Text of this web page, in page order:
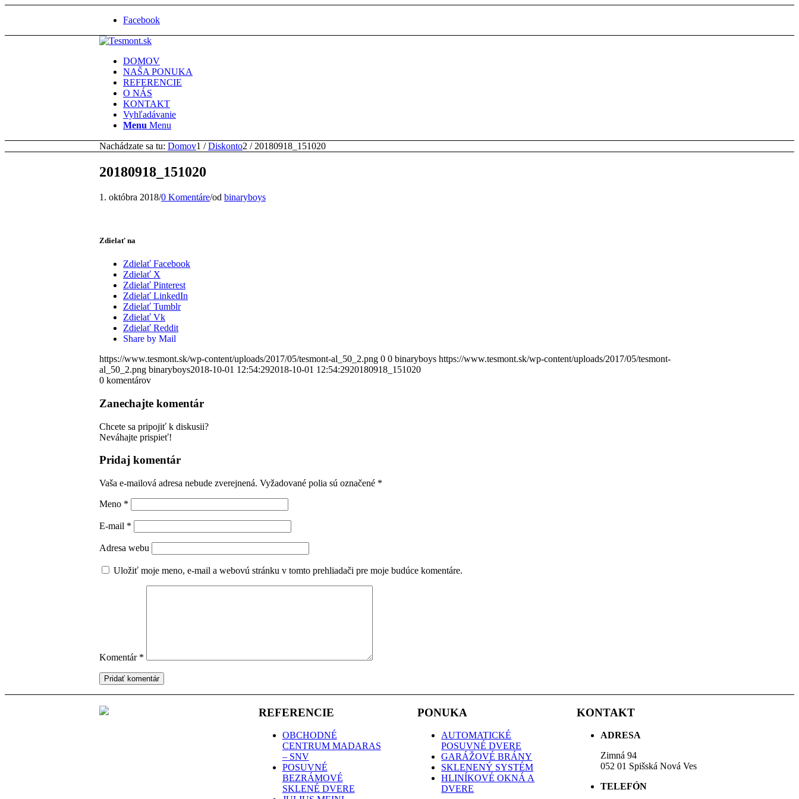
Facebook
DOMOV
NAŠA PONUKA
REFERENCIE
O NÁS
KONTAKT
Vyhľadávanie
Menu Menu
Nachádzate sa tu: Domov1 / Diskonto2 / 20180918_151020
20180918_151020
1. októbra 2018/0 Komentáre/od binaryboys
Zdielať na
Zdielať Facebook
Zdielať X
Zdielať Pinterest
Zdielať LinkedIn
Zdielať Tumblr
Zdielať Vk
Zdielať Reddit
Share by Mail
https://www.tesmont.sk/wp-content/uploads/2017/05/tesmont-al_50_2.png 0 0 binaryboys https://www.tesmont.sk/wp-content/uploads/2017/05/tesmont-
al_50_2.png binaryboys2018-10-01 12:54:292018-10-01 12:54:2920180918_151020
0 komentárov
Zanechajte komentár
Chcete sa pripojiť k diskusii?
Neváhajte prispieť!
Pridaj komentár
Vaša e-mailová adresa nebude zverejnená. Vyžadované polia sú označené *
Meno *
E-mail *
Adresa webu
Uložiť moje meno, e-mail a webovú stránku v tomto prehliadači pre moje budúce komentáre.
Komentár *
REFERENCIE
OBCHODNÉ
CENTRUM MADARAS
– SNV
POSUVNÉ
BEZRÁMOVÉ
SKLENÉ DVERE
PONUKA
AUTOMATICKÉ
POSUVNÉ DVERE
GARÁŽOVÉ BRÁNY
SKLENENÝ SYSTÉM
HLINÍKOVÉ OKNÁ A
DVERE
KONTAKT
ADRESA
Zimná 94
052 01 Spišská Nová Ves
TELEFÓN